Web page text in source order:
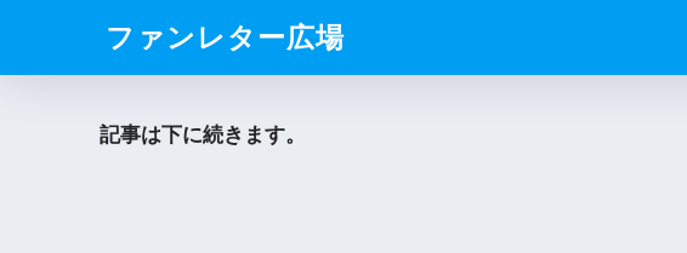
ファンレター広場
記事は下に続きます。